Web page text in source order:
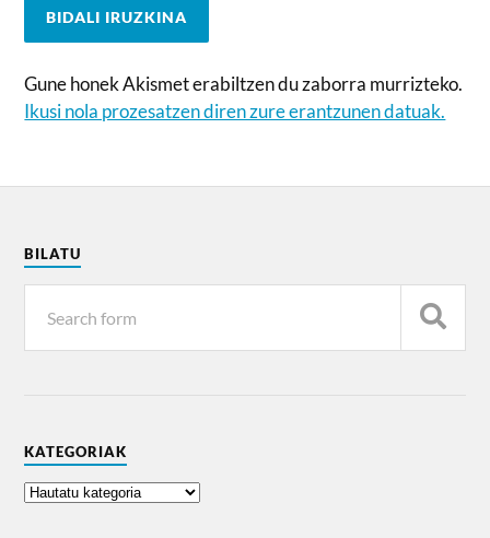
Gune honek Akismet erabiltzen du zaborra murrizteko.
Ikusi nola prozesatzen diren zure erantzunen datuak.
BILATU
KATEGORIAK